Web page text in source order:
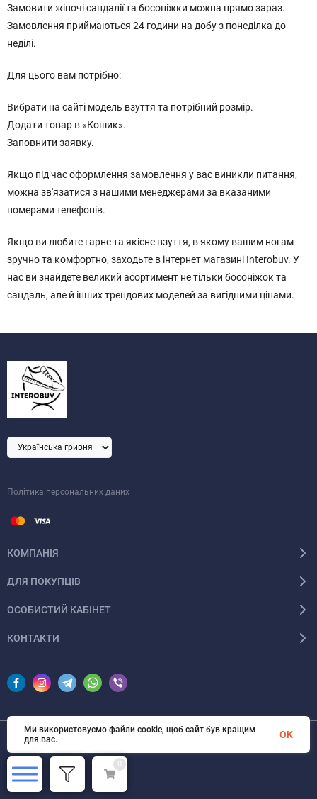
Замовити жіночі сандалії та босоніжки можна прямо зараз.
Замовлення приймаються 24 години на добу з понеділка до
неділі.
Для цього вам потрібно:
Вибрати на сайті модель взуття та потрібний розмір.
Додати товар в «Кошик».
Заповнити заявку.
Якщо під час оформлення замовлення у вас виникли питання,
можна зв'язатися з нашими менеджерами за вказаними
номерами телефонів.
Якщо ви любите гарне та якісне взуття, в якому вашим ногам
зручно та комфортно, заходьте в інтернет магазині Interobuv. У
нас ви знайдете великий асортимент не тільки босоніжок та
сандаль, але й інших трендових моделей за вигідними цінами.
Політика персональних даних
КОМПАНІЯ
ДЛЯ ПОКУПЦІВ
ОСОБИСТИЙ КАБІНЕТ
КОНТАКТИ
0
Ми використовуємо файли cookie, щоб сайт був кращим
для вас.
OK